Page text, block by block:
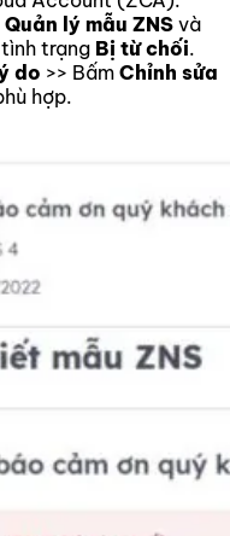
Quản lý mẫu ZNS và
trạng Bị từ chối.
do >> Bấm Chỉnh sửa
hợp.